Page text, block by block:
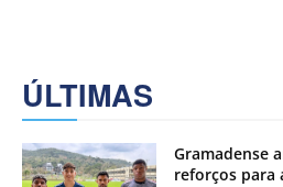
ÚLTIMAS
Gramadense
reforços para